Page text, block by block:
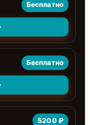
Бесплатно
Бесплатно
5200 ₽